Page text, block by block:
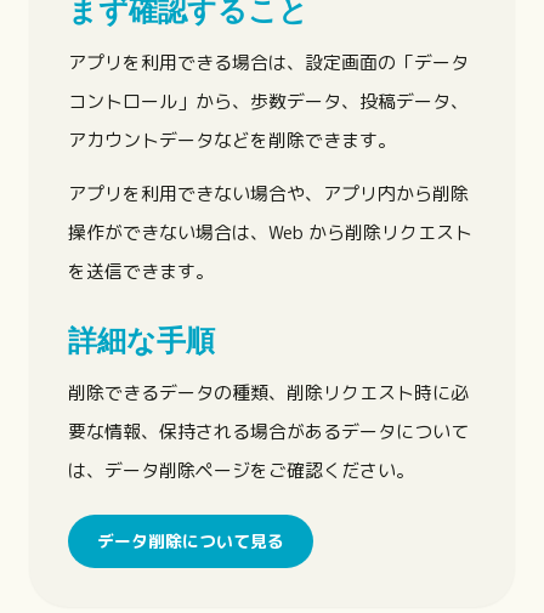
まず確認すること
アプリを利用できる場合は、設定画面の「データ
コントロール」から、歩数データ、投稿データ、
アカウントデータなどを削除できます。
アプリを利用できない場合や、アプリ内から削除
操作ができない場合は、Web から削除リクエスト
を送信できます。
詳細な手順
削除できるデータの種類、削除リクエスト時に必
要な情報、保持される場合があるデータについて
は、データ削除ページをご確認ください。
データ削除について見る